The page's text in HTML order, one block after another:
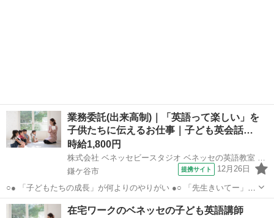
業務委託(出来高制)｜「英語って楽しい」を
子供たちに伝えるお仕事｜子ども英会話…
時給1,800円
鎌ケ谷市
提携サイト 12月26日
○● 「子どもたちの成長」が何よりのやりがい ●○ 「先生きいてー」
「あのね〇〇ができるようになったんだよ！」 なんて会うたびに報告
してくれる子どもたちばかり♪ 「英語って楽しい」を感じてもらえる
千葉 鎌ケ谷市 その他
在宅ワークのベネッセの子ども英語講師